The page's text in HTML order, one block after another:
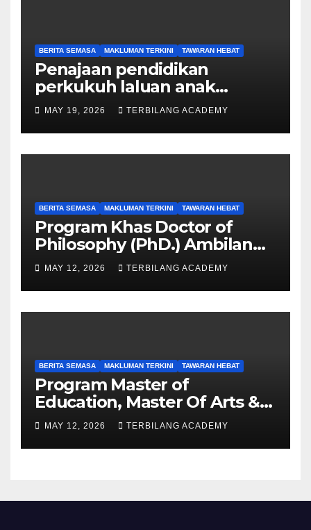
BERITA SEMASA MAKLUMAN TERKINI TAWARAN HEBAT
Penajaan pendidikan
perkukuh laluan anak
Sarawak ke peringkat
Sarjana, PhD
MAY 19, 2026 TERBILANG ACADEMY
BERITA SEMASA MAKLUMAN TERKINI TAWARAN HEBAT
Program Khas Doctor of
Philosophy (PhD.) Ambilan
September 2026 Kini Dibuka
MAY 12, 2026 TERBILANG ACADEMY
BERITA SEMASA MAKLUMAN TERKINI TAWARAN HEBAT
Program Master of
Education, Master Of Arts &
Master of Science UPSI
Ambilan September 2026
Kini Dibuka
MAY 12, 2026 TERBILANG ACADEMY